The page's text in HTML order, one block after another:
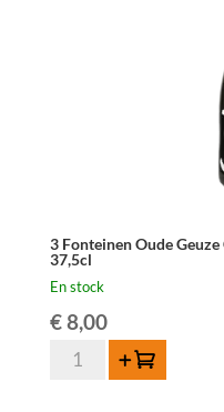
3 Fonteinen Oude
37,5cl
En stock
€8,00
quantité
Ajouter au panier